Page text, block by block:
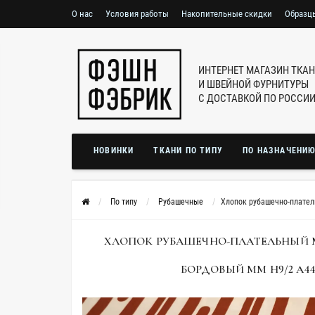
О нас Условия работы Накопительные скидки
ИНТЕРНЕТ МАГАЗИН
И ШВЕЙНОЙ ФУРНИТУРЫ
С ДОСТАВКОЙ ПО РОССИИ
НОВИНКИ ТКАНИ ПО ТИПУ ПО
По типу Рубашечные Хлопок рубашечно-
ХЛОПОК РУБАШЕЧНО-ПЛАТЕЛЬНЫЙ
БОРДОВЫЙ MM H9/2 A44